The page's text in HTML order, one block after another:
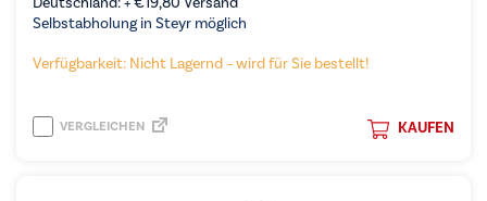
Selbstabholung in Steyr möglich
Verfügbarkeit: Nicht Lagernd – wird für Sie bestellt!
KAUFEN
VERGLEICHEN